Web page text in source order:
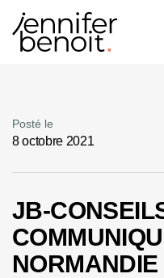
Posté le
8 octobre 2021
JB-
NORMANDIE